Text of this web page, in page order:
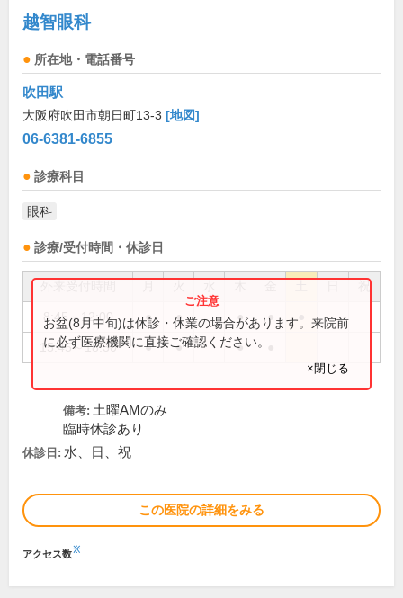
越智眼科
所在地・電話番号
吹田駅
大阪府吹田市朝日町13-3 [地図]
06-6381-6855
診療科目
眼科
診療/受付時間・休診日
祝
8:45～12:00 ● ● ● ●
15:45～18:30 ● ● ●
お盆(8月中旬)は休診・休業の場合があります。来院前
に必ず医療機関に直接ご確認ください。
×閉じる
備考: 土曜AMのみ
臨時休診あり
休診日: 水、日、祝
この医院の詳細をみる
アクセス数※